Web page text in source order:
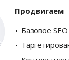
Продвигаем
Базовое SEO